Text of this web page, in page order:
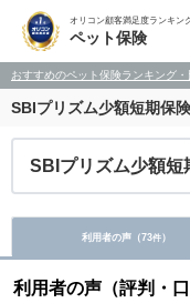
オリコン顧客満足度ランキン
ペット保険
おすすめのペット保険ランキング・
SBIプリズム少額短期保険
SBIプリズム少額短
利用者の声（73件）
利用者の声（評判・口